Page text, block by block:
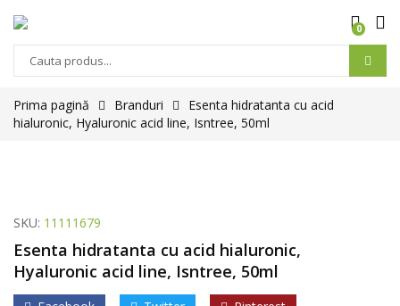
0
Prima pagină Branduri
Esenta hidratanta cu acid
hialuronic, Hyaluronic acid line, Isntree, 50ml
SKU: 11111679
Esenta hidratanta cu acid hialuronic,
Hyaluronic acid line, Isntree, 50ml